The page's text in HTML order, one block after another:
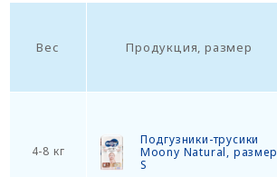
Вес Продукция, размер
4-8 кг
Подгузники-трусики
Moony Natural, размер
S